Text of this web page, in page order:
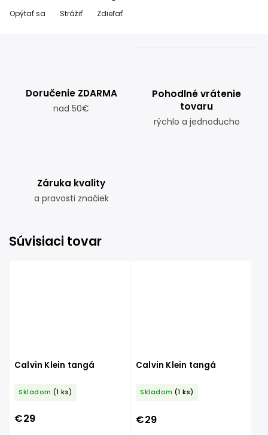
Opýtať sa Strážiť Zdieľať
Doručenie ZDARMA
nad 50€
Pohodlné vrátenie
tovaru
rýchlo a jednoducho
Záruka kvality
a pravosti značiek
Súvisiaci tovar
Calvin Klein tangá
Skladom (1 ks)
€29
Calvin Klein tangá
Skladom (1 ks)
€29